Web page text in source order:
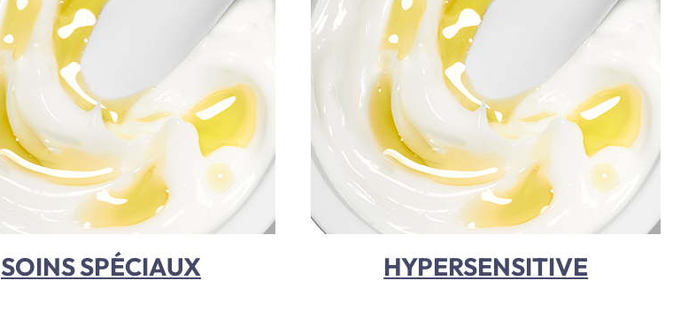
SOINS SPÉCIAUX HYPERSENSITIVE